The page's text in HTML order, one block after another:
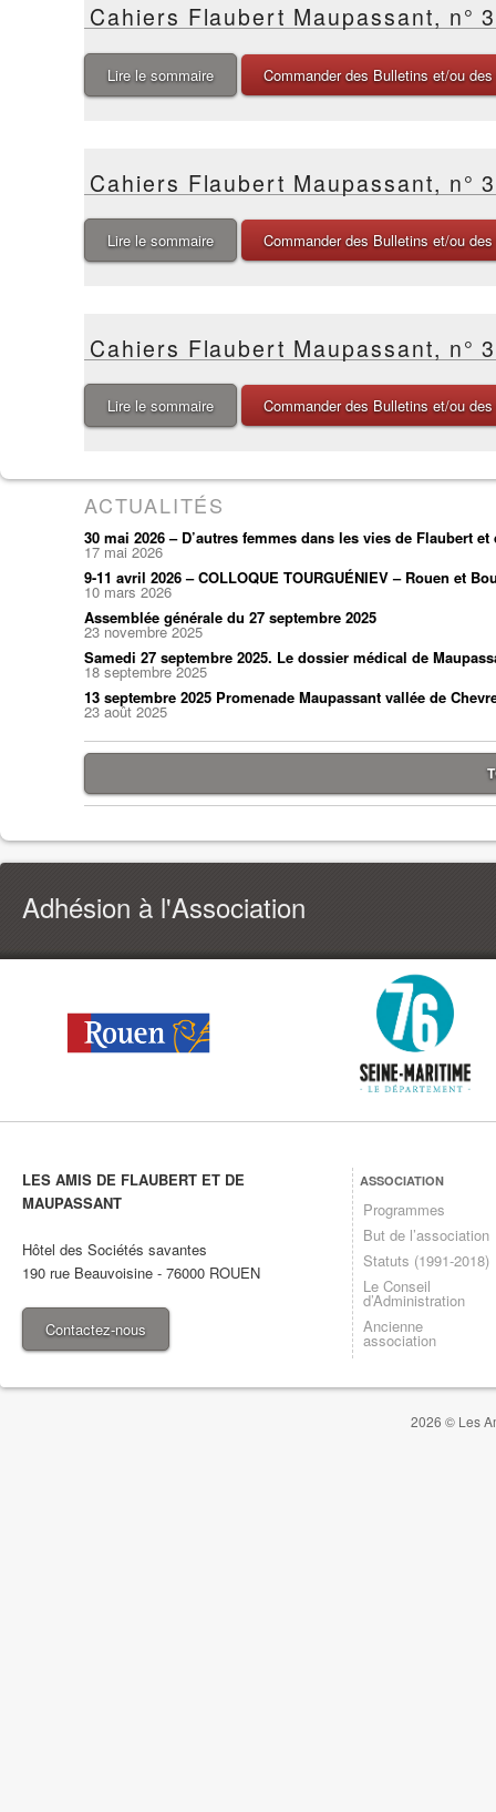
Cahiers Flaubert Maupassant, n°
Lire le sommaire Commander des Bulletins et/ou
Cahiers Flaubert Maupassant, n°
Lire le sommaire Commander des Bulletins et/ou
Cahiers Flaubert Maupassant, n°
Lire le sommaire Commander des Bulletins et/ou
ACTUALITÉS
30 mai 2026 – D’autres femmes dans les vies de Flaubert et
17 mai 2026
9-11 avril 2026 – COLLOQUE TOURGUÉNIEV – Rouen et
10 mars 2026
Assemblée générale du 27 septembre 2025
23 novembre 2025
Samedi 27 septembre 2025. Le dossier médical de
18 septembre 2025
13 septembre 2025 Promenade Maupassant vallée de
23 août 2025
Adhésion à l'Association
LES AMIS DE FLAUBERT ET DE
MAUPASSANT
Hôtel des Sociétés savantes
190 rue Beauvoisine - 76000 ROUEN
Contactez-nous
ASSOCIATION
Programmes
But de l’association
Statuts (1991-2018)
Le Conseil
d’Administration
Ancienne
association
2026 © Les